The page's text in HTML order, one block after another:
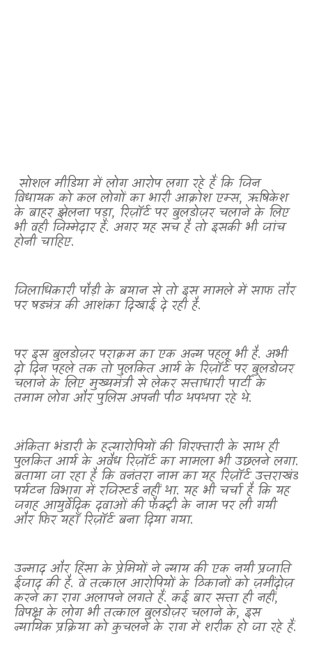
सोशल मीडिया में लोग आरोप लगा रहे हैं कि जिन
विधायक को कल लोगों का भारी आक्रोश एम्स, ऋषिकेश
के बाहर झेलना पड़ा, रिज़ॉर्ट पर बुलडोज़र चलाने के लिए
भी वही जिम्मेदार हैं. अगर यह सच है तो इसकी भी जांच
होनी चाहिए.
जिलाधिकारी पौड़ी के बयान से तो इस मामले में साफ तौर
पर षड्यंत्र की आशंका दिखाई दे रही है.
पर इस बुलडोज़र पराक्रम का एक अन्य पहलू भी है. अभी
दो दिन पहले तक तो पुलकित आर्य के रिज़ॉर्ट पर बुलडोजर
चलाने के लिए मुख्यमंत्री से लेकर सत्ताधारी पार्टी के
तमाम लोग और पुलिस अपनी पीठ थपथपा रहे थे.
अंकिता भंडारी के हत्यारोपियों की गिरफ्तारी के साथ ही
पुलकित आर्य के अवैध रिज़ॉर्ट का मामला भी उछलने लगा.
बताया जा रहा है कि वनंतरा नाम का यह रिज़ॉर्ट उत्तराखंड
पर्यटन विभाग में रजिस्टर्डनहीं था. यह भी चर्चा है कि यह
जगह आयुर्वेदिक दवाओं की फैक्ट्री के नाम पर ली गयी
और फिर यहाँ रिज़ॉर्ट बना दिया गया.
उन्माद और हिंसा के प्रेमियों ने न्याय की एक नयी प्रजाति
ईजाद की है. वे तत्काल आरोपियों के ठिकानों को ज़मींदोज़
करने का राग अलापने लगते हैं. कई बार सत्ता ही नहीं,
विपक्ष के लोग भी तत्काल बुलडोज़र चलाने के,इस
न्यायिक प्रक्रिया को कुचलने के राग में शरीक हो जा रहे हैं.